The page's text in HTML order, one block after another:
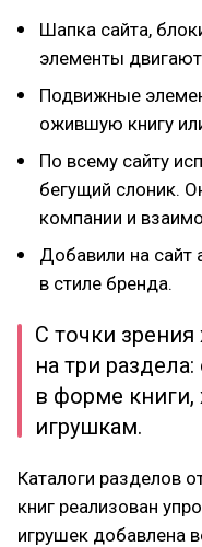
Шапка сайта,
элементы
Подвижные
ожившую книгу
По всему сайту
бегущий слоник.
компании и
Добавили на сайт
в стиле бренда.
С точки зрения
на три
в форме книги,
игрушкам.
Каталоги разделов
книг реализован
игрушек добавлена